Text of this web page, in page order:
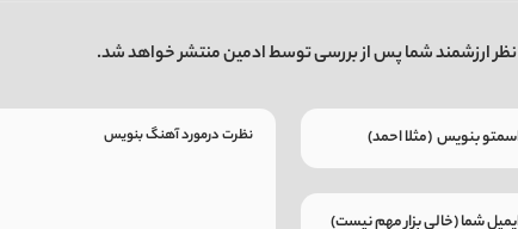
نظر ارزشمند شما پس از بررسی توسط ادمین منتشر خواهد شد.